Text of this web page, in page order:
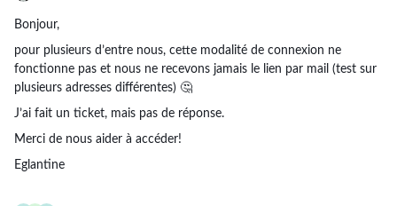
Bonjour,
pour plusieurs d’entre nous, cette modalité de connexion ne
fonctionne pas et nous ne recevons jamais le lien par mail (test sur
plusieurs adresses différentes) 🤔
J’ai fait un ticket, mais pas de réponse.
Merci de nous aider à accéder!
Eglantine